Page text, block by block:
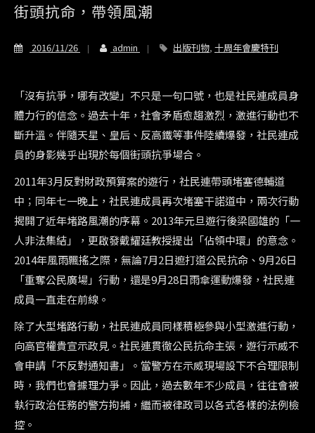
街頭抗命，帶領風潮
2016/11/26 admin 出版刊物, 十周年會慶特刊
「沒有抗爭，哪有改變」不只是一句口號，也是社民連成員身
體力行的信念。過去十年，社會矛盾愈趨激烈，激進行動也不
斷升溫。伴隨天星、皇后、反高鐵等事件陸續爆發，社民連成
員的身影幾乎出現於每個街頭抗爭場合。
2011年3月反對財政預算案的遊行，社民連帶頭堵塞德輔道
中；同年七一晚上，社民連成員再次堵塞干諾道中，兩次行動
揭開了近年堵路風潮的序幕。2013年元旦遊行後梁國雄的「一
人非法集結」，更啟發戴耀廷教授提出「佔領中環」的意念。
2014年風雨飄搖之際，無論7月2日遮打道公民抗命、9月26日
「重奪公民廣場」行動，還是9月28日雨傘運動爆發，社民連
成員一直走在前線。
除了大型堵路行動，社民連成員同樣積極參與小型激進行動，
向高官權貴宣示政見。社民連貫徹公民抗命主張，遊行示威不
會申請「不反對通知書」。當警方在示威現場設下不合理限制
時，我們也會據理力爭。因此，過去數年不少成員，往往會被
執行政治任務的警方拘捕，繼而被律政司以各式各樣的法例檢
控。